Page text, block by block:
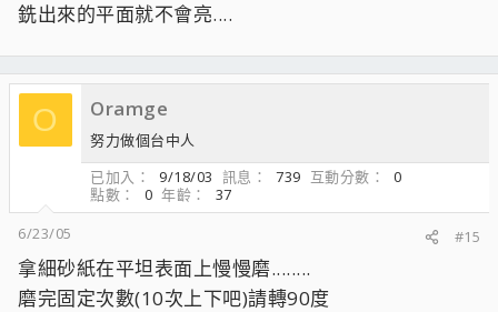
銑出來的平面就不會亮....
O Oramge
努力做個台中人
已加入
9/18/03 訊息 739 互動分數
0
點數
0 年齡
37
6/23/05
#15
拿細砂紙在平坦表面上慢慢磨........
磨完固定次數(10次上下吧)請轉90度